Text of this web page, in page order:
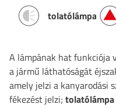
tolatólámpa
A lámpának hat funkciója
a jármű láthatóságát
amely jelzi a kanyarodási
fékezést jelzi; tolatólámpa